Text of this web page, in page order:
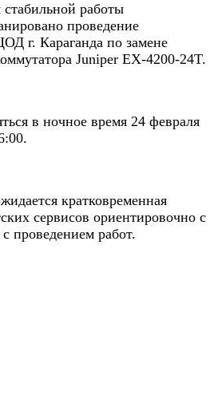
работы
проведение
г. Караганда по замене
Juniper EX-4200-24T.
в ночное время 24 февраля
кратковременная
сервисов ориентировочно с
проведением работ.